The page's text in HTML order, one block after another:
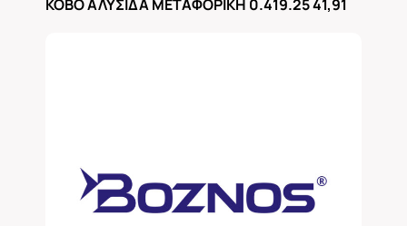
KOBO ΑΛΥΣΙΔΑ ΜΕΤΑΦΟΡΙΚΗ 0.419.25 41,91